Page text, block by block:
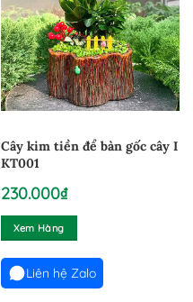
Cây kim tiền để bàn gốc cây I
KT001
230.000₫
Xem Hàng
Liên hệ Zalo